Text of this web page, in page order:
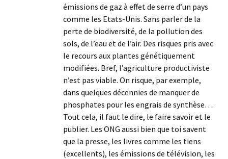
émissions de gaz à effet de serre d’un pays
comme les Etats-Unis. Sans parler de la
perte de biodiversité, de la pollution des
sols, de l’eau et de l’air. Des risques pris avec
le recours aux plantes génétiquement
modifiées. Bref, l’agriculture productiviste
n’est pas viable. On risque, par exemple,
dans quelques décennies de manquer de
phosphates pour les engrais de synthèse…
Tout cela, il faut le dire, le faire savoir et le
publier. Les ONG aussi bien que toi savent
que la presse, les livres comme les tiens
(excellents), les émissions de télévision, les